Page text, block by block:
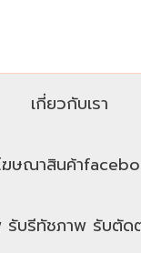
เกี่ยวกับเรา
ฆษณาสินค้า
รับรีทัชภาพ รับตัด